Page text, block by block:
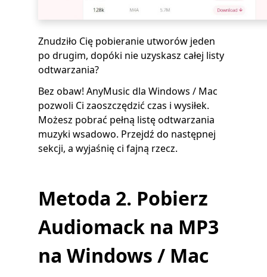
Znudziło Cię pobieranie utworów jeden
po drugim, dopóki nie uzyskasz całej listy
odtwarzania?
Bez obaw! AnyMusic dla Windows / Mac
pozwoli Ci zaoszczędzić czas i wysiłek.
Możesz pobrać pełną listę odtwarzania
muzyki wsadowo. Przejdź do następnej
sekcji, a wyjaśnię ci fajną rzecz.
Metoda 2. Pobierz
Audiomack na MP3
na Windows / Mac